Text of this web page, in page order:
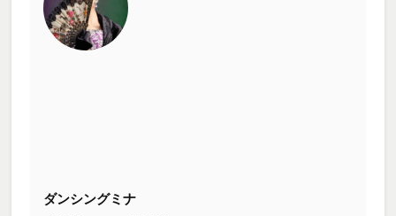
ダンシングミナ